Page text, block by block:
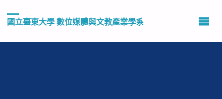
國立臺東大學 數位媒體與文教產業學系